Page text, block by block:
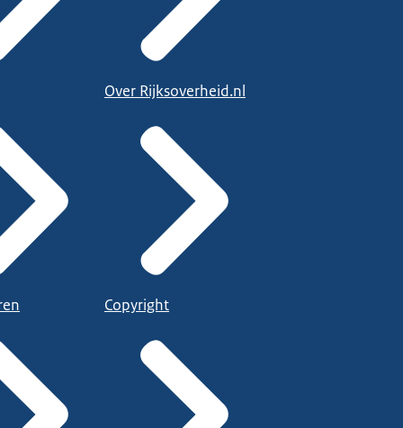
Over Rijksoverheid.nl
Copyright